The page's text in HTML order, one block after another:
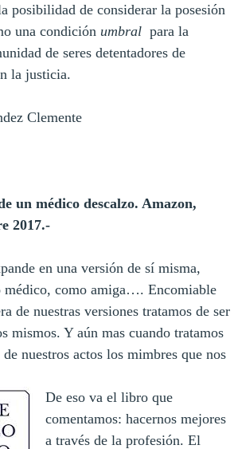
posibilidad de considerar la posesión
una condición umbral para la
de seres detentadores de
la justicia.
Clemente
un médico descalzo. Amazon,
2017.-
en una versión de sí misma,
médico, como amiga…. Encomiable
de nuestras versiones tratamos de ser
mismos. Y aún mas cuando tratamos
nuestros actos los mimbres que nos
De eso va el libro que
comentamos: hacernos mejores
a través de la profesión. El